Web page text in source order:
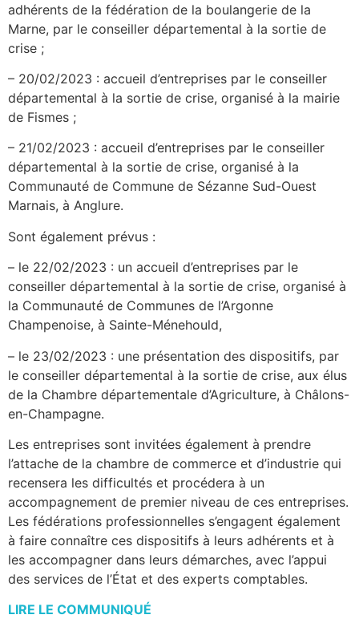
adhérents de la fédération de la boulangerie de la
Marne, par le conseiller départemental à la sortie de
crise ;
– 20/02/2023 : accueil d’entreprises par le conseiller
départemental à la sortie de crise, organisé à la mairie
de Fismes ;
– 21/02/2023 : accueil d’entreprises par le conseiller
départemental à la sortie de crise, organisé à la
Communauté de Commune de Sézanne Sud-Ouest
Marnais, à Anglure.
Sont également prévus :
– le 22/02/2023 : un accueil d’entreprises par le
conseiller départemental à la sortie de crise, organisé à
la Communauté de Communes de l’Argonne
Champenoise, à Sainte-Ménehould,
– le 23/02/2023 : une présentation des dispositifs, par
le conseiller départemental à la sortie de crise, aux élus
de la Chambre départementale d’Agriculture, à Châlons-
en-Champagne.
Les entreprises sont invitées également à prendre
l’attache de la chambre de commerce et d’industrie qui
recensera les difficultés et procédera à un
accompagnement de premier niveau de ces entreprises.
Les fédérations professionnelles s’engagent également
à faire connaître ces dispositifs à leurs adhérents et à
les accompagner dans leurs démarches, avec l’appui
des services de l’État et des experts comptables.
LIRE LE COMMUNIQUÉ